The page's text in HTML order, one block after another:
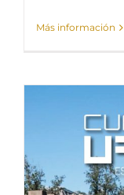
Más información